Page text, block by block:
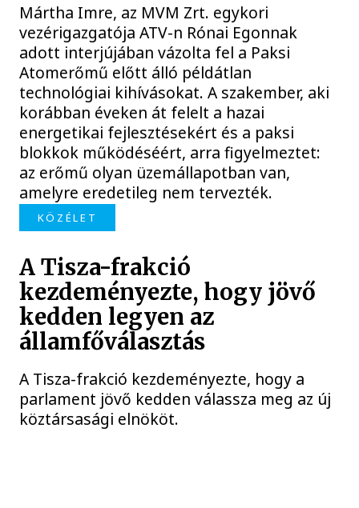
Mártha Imre, az MVM Zrt. egykori
vezérigazgatója ATV-n Rónai Egonnak
adott interjújában vázolta fel a Paksi
Atomerőmű előtt álló példátlan
technológiai kihívásokat. A szakember, aki
korábban éveken át felelt a hazai
energetikai fejlesztésekért és a paksi
blokkok működéséért, arra figyelmeztet:
az erőmű olyan üzemállapotban van,
amelyre eredetileg nem tervezték.
KÖZÉLET
A Tisza-frakció
kezdeményezte, hogy jövő
kedden legyen az
államfőválasztás
A Tisza-frakció kezdeményezte, hogy a
parlament jövő kedden válassza meg az új
köztársasági elnököt.